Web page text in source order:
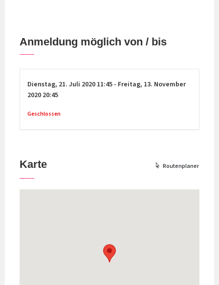
Anmeldung möglich von / bis
Dienstag, 21. Juli 2020 11:45 - Freitag, 13. November
2020 20:45
Geschlossen
Karte Routenplaner